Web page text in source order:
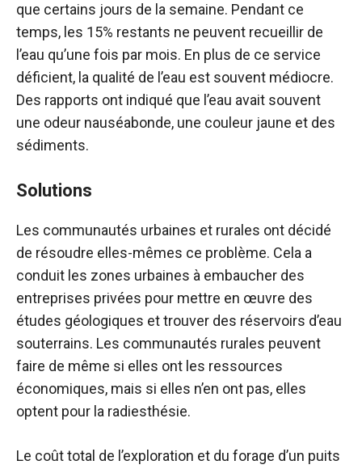
que certains jours de la semaine. Pendant ce
temps, les 15% restants ne peuvent recueillir de
l’eau qu’une fois par mois. En plus de ce service
déficient, la qualité de l’eau est souvent médiocre.
Des rapports ont indiqué que l’eau avait souvent
une odeur nauséabonde, une couleur jaune et des
sédiments.
Solutions
Les communautés urbaines et rurales ont décidé
de résoudre elles-mêmes ce problème. Cela a
conduit les zones urbaines à embaucher des
entreprises privées pour mettre en œuvre des
études géologiques et trouver des réservoirs d’eau
souterrains. Les communautés rurales peuvent
faire de même si elles ont les ressources
économiques, mais si elles n’en ont pas, elles
optent pour la radiesthésie.
Le coût total de l’exploration et du forage d’un puits